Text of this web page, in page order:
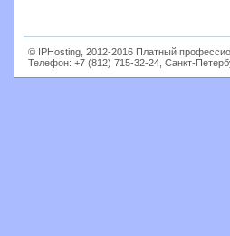
© IPHosting, 2012-2016 Платный
Телефон: +7 (812) 715-32-24, Санкт-